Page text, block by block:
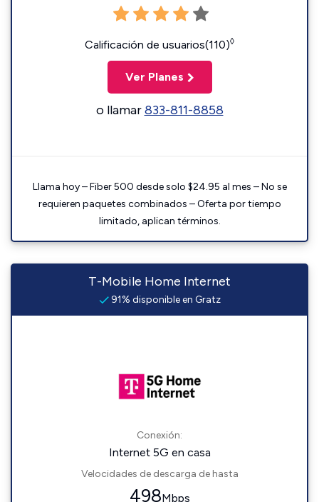
Calificación de usuarios(110)◊
Ver Planes
o llamar833-811-8858
Llama hoy – Fiber 500 desde solo $24.95 al mes – No se
requieren paquetes combinados – Oferta por tiempo
limitado, aplican términos.
T-Mobile Home Internet
91% disponible en Gratz
Conexión:
Internet 5G en casa
Velocidades de descarga de hasta
498Mbps